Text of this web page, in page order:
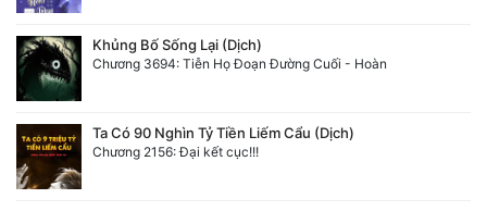
Khủng Bố Sống Lại (Dịch)
Chương 3694: Tiễn Họ Đoạn Đường Cuối - Hoàn
Ta Có 90 Nghìn Tỷ Tiền Liếm Cẩu (Dịch)
Chương 2156: Đại kết cục!!!